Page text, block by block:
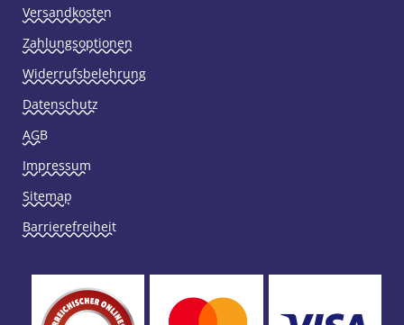
Versandkosten
Zahlungsoptionen
Widerrufsbelehrung
Datenschutz
AGB
Impressum
Sitemap
Barrierefreiheit